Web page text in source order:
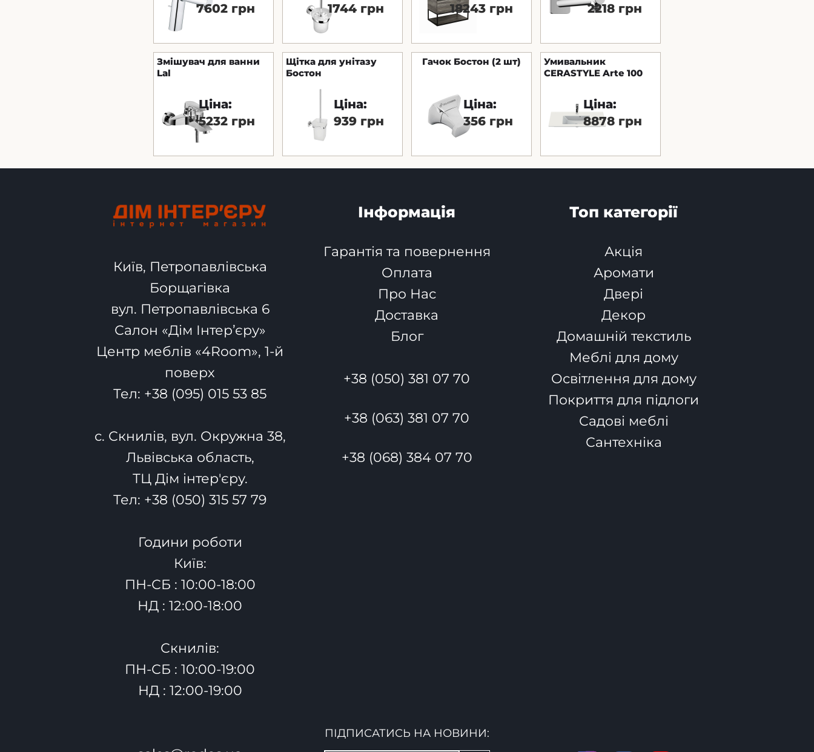
7602 грн
1744 грн
18243 грн
2218 грн
Змішувач для ванни
Lal
Ціна:
5232 грн
Щітка для унітазу
Бостон
Ціна:
939 грн
Гачок Бостон (2 шт)
Ціна:
356 грн
Умивальник
CERASTYLE Arte 100
Ціна:
8878 грн
Київ, Петропавлівська
Борщагівка
вул. Петропавлівська 6
Салон «Дім Інтер’єру»
Центр меблів «4Room», 1-й
поверх
Тел: +38 (095) 015 53 85
с. Скнилів, вул. Окружна 38,
Львівська область,
ТЦ Дім інтер'єру.
Тел: +38 (050) 315 57 79
Години роботи
Київ:
ПН-СБ : 10:00-18:00
НД : 12:00-18:00
Скнилів:
ПН-СБ : 10:00-19:00
НД : 12:00-19:00
Інформація
Гарантія та повернення
Оплата
Про Нас
Доставка
Блог
+38 (050) 381 07 70
+38 (063) 381 07 70
+38 (068) 384 07 70
ПІДПИСАТИСЬ НА НОВИНИ:
Топ категорії
Акція
Аромати
Двері
Декор
Домашній текстиль
Меблі для дому
Освітлення для дому
Покриття для підлоги
Садові меблі
Сантехніка